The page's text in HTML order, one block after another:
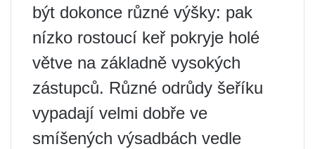
být dokonce různé výšky: pak
nízko rostoucí keř pokryje holé
větve na základně vysokých
zástupců. Různé odrůdy šeříku
vypadají velmi dobře ve
smíšených výsadbách vedle